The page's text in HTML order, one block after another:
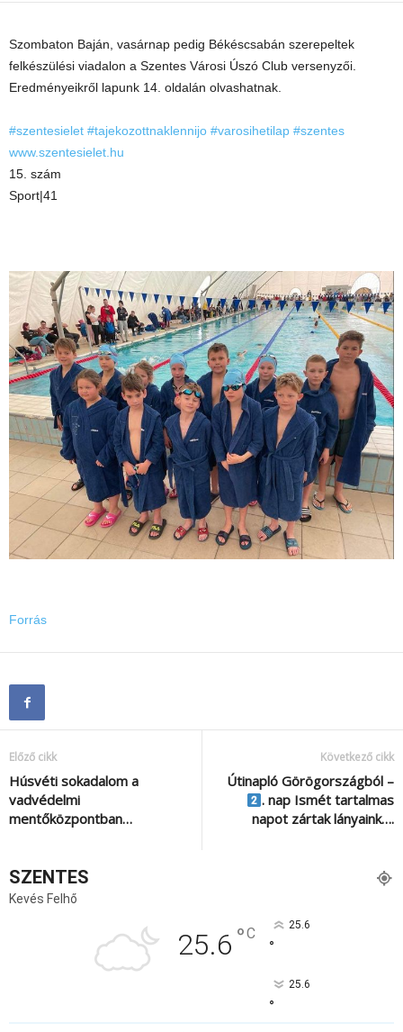
Szombaton Baján, vasárnap pedig Békéscsabán szerepeltek
felkészülési viadalon a Szentes Városi Úszó Club versenyzői.
Eredményeikről lapunk 14. oldalán olvashatnak.
#szentesielet #tajekozottnaklennijo #varosihetilap #szentes
www.szentesielet.hu
15. szám
Sport|41
Forrás
Előző cikk
Húsvéti sokadalom a
vadvédelmi
mentőközpontban…
Következő cikk
Útinapló Görögországból –
. nap Ismét tartalmas
napot zártak lányaink….
SZENTES
Kevés Felhő
25.6 °C 25.6
°
25.6
°